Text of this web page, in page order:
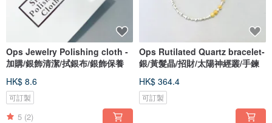
Ops Jewelry Polishing cloth -
加購/銀飾清潔/拭銀布/銀飾保養
HK$ 8.6
可訂製
5 (2)
Ops Rutilated Quartz bracelet-
銀/黃髮晶/招財/太陽神經叢/手鍊
HK$ 364.4
可訂製